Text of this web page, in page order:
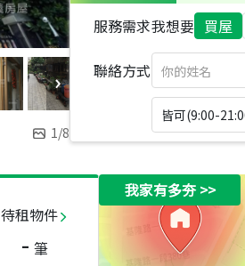
1/8
服務需求我想要 買屋
聯絡方式
皆可(9:00-
待租物件
- 筆
我家有多夯>>